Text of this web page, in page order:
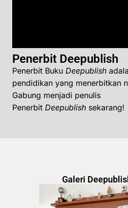
Penerbit Deepublish
Penerbit Buku Deepublish
pendidikan yang menerbitkan
Gabung menjadi penulis
Penerbit Deepublish sekarang!
Galeri